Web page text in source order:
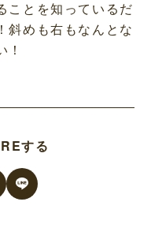
ことを知っているだ
斜めも右もなんとな
する